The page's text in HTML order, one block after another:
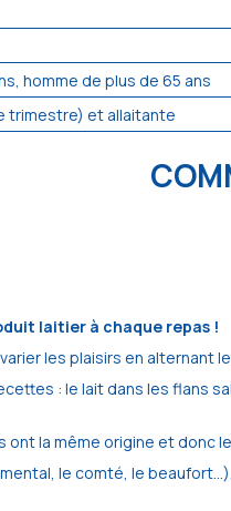
homme de plus de 65 ans
trimestre) et allaitante
laitier à chaque repas !
les plaisirs en alternant
: le lait dans les flans
ont la même origine et donc
le comté, le